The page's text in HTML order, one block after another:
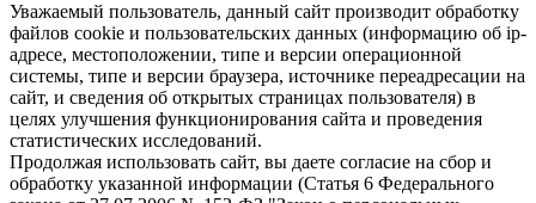
Уважаемый пользователь, данный сайт производит обработку
файлов cookie и пользовательских данных (информацию об ip-
адресе, местоположении, типе и версии операционной
системы, типе и версии браузера, источнике переадресации на
сайт, и сведения об открытых страницах пользователя) в
целях улучшения функционирования сайта и проведения
статистических исследований.
Продолжая использовать сайт, вы даете согласие на сбор и
обработку указанной информации (Статья 6 Федерального